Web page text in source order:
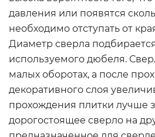
давления или появятся
необходимо отступать от
Диаметр сверла
используемого дюбеля.
малых оборотах, а после
декоративного слоя
прохождения плитки лучше
дорогостоящее сверло на